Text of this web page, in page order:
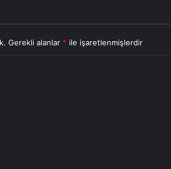
Gerekli alanlar * ile işaretlenmişlerdir